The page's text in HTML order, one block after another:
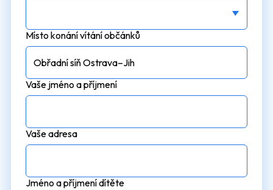
Místo konání vítání občánků
Vaše jméno a příjmení
Vaše adresa
Jméno a příjmení dítěte